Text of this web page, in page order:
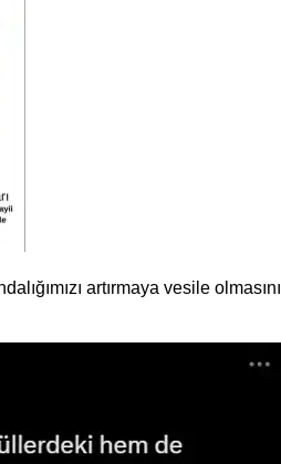
artırmaya vesile olmasını